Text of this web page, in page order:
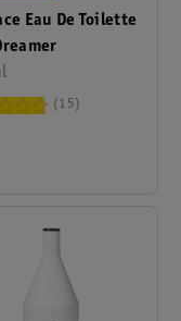
Eau De Toilette
15